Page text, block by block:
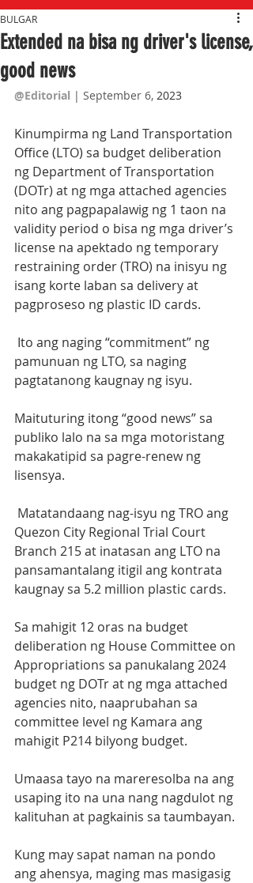
Extended na bisa ng driver's license,
good news
BULGAR
@Editorial | September 6, 2023
Kinumpirma ng Land Transportation
Office (LTO) sa budget deliberation
ng Department of Transportation
(DOTr) at ng mga attached agencies
nito ang pagpapalawig ng 1 taon na
validity period o bisa ng mga driver’s
license na apektado ng temporary
restraining order (TRO) na inisyu ng
isang korte laban sa delivery at
pagproseso ng plastic ID cards.
pamunuan ng LTO, sa naging
pagtatanong kaugnay ng isyu.
Maituturing itong “good news” sa
publiko lalo na sa mga motoristang
makakatipid sa pagre-renew ng
lisensya.
Quezon City Regional Trial Court
Branch 215 at inatasan ang LTO na
pansamantalang itigil ang kontrata
kaugnay sa 5.2 million plastic cards.
Sa mahigit 12 oras na budget
deliberation ng House Committee on
Appropriations sa panukalang 2024
budget ng DOTr at ng mga attached
agencies nito, naaprubahan sa
committee level ng Kamara ang
mahigit P214 bilyong budget.
Umaasa tayo na mareresolba na ang
usaping ito na una nang nagdulot ng
kalituhan at pagkainis sa taumbayan.
Kung may sapat naman na pondo
ang ahensya, maging mas masigasig